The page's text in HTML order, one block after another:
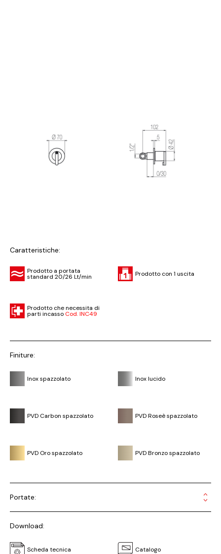
Caratteristiche:
Prodotto a portata
standard 20/26 Lt/min Prodotto con 1 uscita
Prodotto che necessita di
parti incasso Cod. INC49
Finiture:
Inox spazzolato Inox lucido
PVD Carbon spazzolato PVD Roseè spazzolato
PVD Oro spazzolato PVD Bronzo spazzolato
Portate:
Download:
Scheda tecnica Catalogo